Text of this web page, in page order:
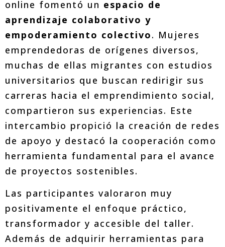
online fomentó un espacio de
aprendizaje colaborativo y
empoderamiento colectivo. Mujeres
emprendedoras de orígenes diversos,
muchas de ellas migrantes con estudios
universitarios que buscan redirigir sus
carreras hacia el emprendimiento social,
compartieron sus experiencias. Este
intercambio propició la creación de redes
de apoyo y destacó la cooperación como
herramienta fundamental para el avance
de proyectos sostenibles.
Las participantes valoraron muy
positivamente el enfoque práctico,
transformador y accesible del taller.
Además de adquirir herramientas para